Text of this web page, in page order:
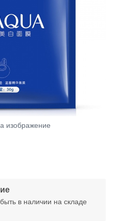
изображение
в наличии на складе